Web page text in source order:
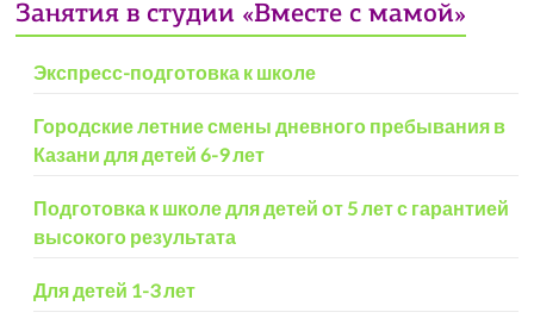
Занятия в студии «Вместе с мамой»
Экспресс-подготовка к школе
Городские летние смены дневного пребывания в
Казани для детей 6-9 лет
Подготовка к школе для детей от 5 лет с гарантией
высокого результата
Для детей 1-3 лет